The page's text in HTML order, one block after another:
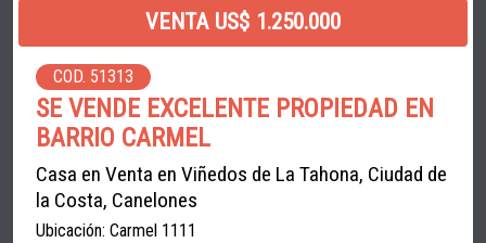
VENTA US$ 1.250.000
COD. 51313
SE VENDE EXCELENTE PROPIEDAD EN
BARRIO CARMEL
Casa en Venta en Viñedos de La Tahona, Ciudad de
la Costa, Canelones
Ubicación: Carmel 1111